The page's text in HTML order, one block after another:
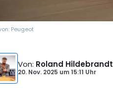
Peugeot
Von: Roland Hildebrandt
20. Nov. 2025 um15:11 Uhr